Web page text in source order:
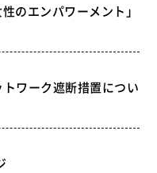
のエンパワーメント」
トワーク遮断措置につい